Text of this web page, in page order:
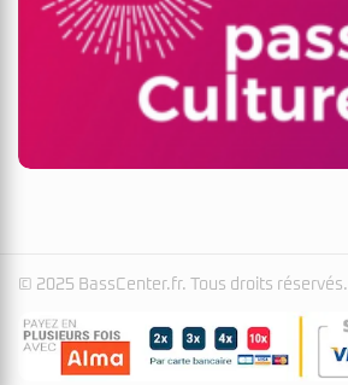
© 2025 BassCenter.fr. Tous droits réservés.